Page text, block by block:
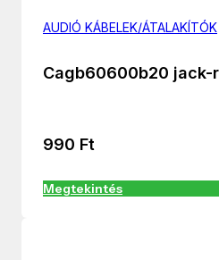
AUDIÓ KÁBELEK/ÁTALAKÍTÓK
Cagb60600b20 jack-
990 Ft
Megtekintés